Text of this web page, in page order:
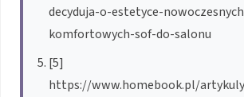
decyduja-o-estetyce-
komfortowych-sof-do-salonu
[5]
https://www.homebook.pl/